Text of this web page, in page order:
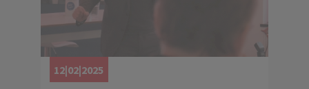
12|02|2025